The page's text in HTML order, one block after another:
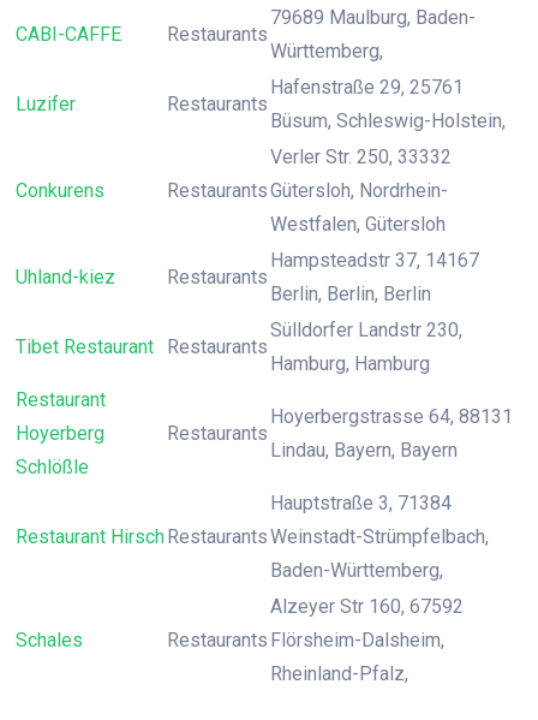
CABI-CAFFE Restaurants
79689 Maulburg, Baden-
Württemberg,
Luzifer Restaurants
Hafenstraße 29, 25761
Büsum, Schleswig-Holstein,
Conkurens Restaurants
Verler Str. 250, 33332
Gütersloh, Nordrhein-
Westfalen, Gütersloh
Uhland-kiez Restaurants
Hampsteadstr 37, 14167
Berlin, Berlin, Berlin
Tibet Restaurant Restaurants
Sülldorfer Landstr 230,
Hamburg, Hamburg
Restaurant
Hoyerberg
Schlößle
Restaurants
Hoyerbergstrasse 64, 88131
Lindau, Bayern, Bayern
Restaurant HirschRestaurants
Hauptstraße 3, 71384
Weinstadt-Strümpfelbach,
Baden-Württemberg,
Schales Restaurants
Alzeyer Str 160, 67592
Flörsheim-Dalsheim,
Rheinland-Pfalz,